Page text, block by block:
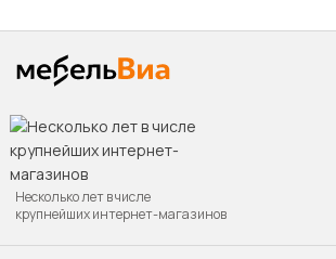
Несколько лет в числе
крупнейших интернет-магазинов